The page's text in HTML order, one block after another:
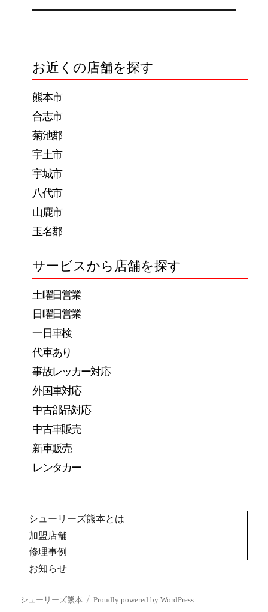
ー
シ
ョ
ン
お近くの店舗を探す
熊本市
合志市
菊池郡
宇土市
宇城市
八代市
山鹿市
玉名郡
サービスから店舗を探す
土曜日営業
日曜日営業
一日車検
代車あり
事故レッカー対応
外国車対応
中古部品対応
中古車販売
新車販売
レンタカー
シューリーズ熊本とは
加盟店舗
修理事例
お知らせ
シューリーズ熊本 Proudly powered by WordPress